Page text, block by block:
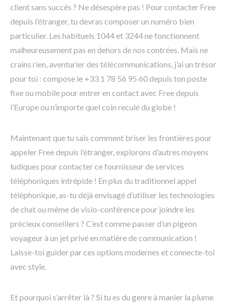
client sans succès ? Ne désespère pas ! Pour contacter Free
depuis l’étranger, tu devras composer un numéro bien
particulier. Les habituels 1044 et 3244 ne fonctionnent
malheureusement pas en dehors de nos contrées. Mais ne
crains rien, aventurier des télécommunications, j’ai un trésor
pour toi : compose le +33 1 78 56 95 60 depuis ton poste
fixe ou mobile pour entrer en contact avec Free depuis
l’Europe ou n’importe quel coin reculé du globe !
Maintenant que tu sais comment briser les frontières pour
appeler Free depuis l’étranger, explorons d’autres moyens
ludiques pour contacter ce fournisseur de services
téléphoniques intrépide ! En plus du traditionnel appel
téléphonique, as-tu déjà envisagé d’utiliser les technologies
de chat ou même de visio-conférence pour joindre les
précieux conseillers ? C’est comme passer d’un pigeon
voyageur à un jet privé en matière de communication !
Laisse-toi guider par ces options modernes et connecte-toi
avec style.
Et pourquoi s’arrêter là ? Si tu es du genre à manier la plume